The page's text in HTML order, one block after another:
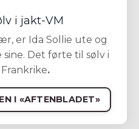
i jakt-VM
er Ida Sollie ute og
Det førte til sølv i
.
I «AFTENBLADET»